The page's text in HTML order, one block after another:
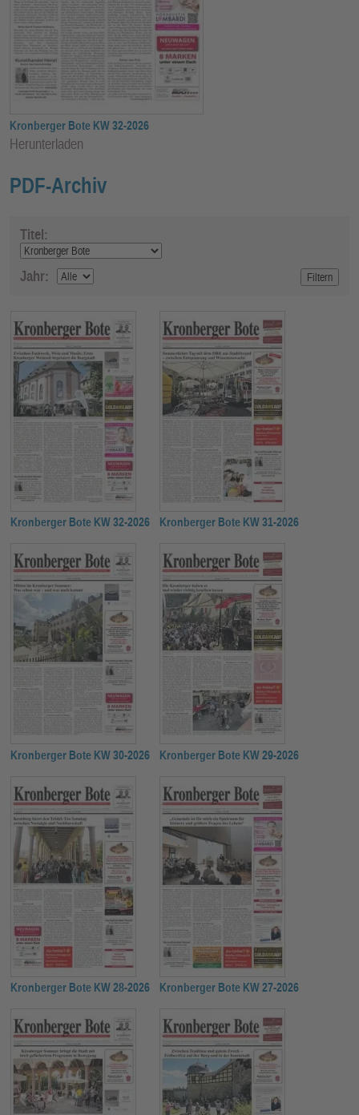
Kronberger Bote KW 32-2026
Herunterladen
PDF-Archiv
Titel:
Jahr:
Kronberger Bote KW 32-2026 Kronberger Bote KW 31-2026
Kronberger Bote KW 30-2026 Kronberger Bote KW 29-2026
Kronberger Bote KW 28-2026 Kronberger Bote KW 27-2026
E
N